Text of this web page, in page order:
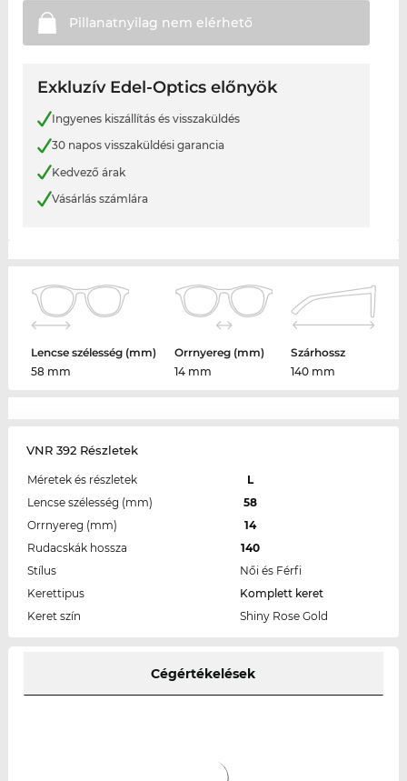
Pillanatnyilag nem elérhető
Exkluzív Edel-Optics előnyök
Ingyenes kiszállítás és visszaküldés
30 napos visszaküldési garancia
Kedvező árak
Vásárlás számlára
Lencse szélesség (mm)
58 mm
Orrnyereg (mm)
14 mm
Szárhossz
140 mm
VNR 392 Részletek
Méretek és részletek
L
Lencse szélesség (mm)
58
Orrnyereg (mm)
14
Rudacskák hossza
140
Stílus
Női és Férfi
Kerettipus
Komplett keret
Keret szín
Shiny Rose Gold
Cégértékelések